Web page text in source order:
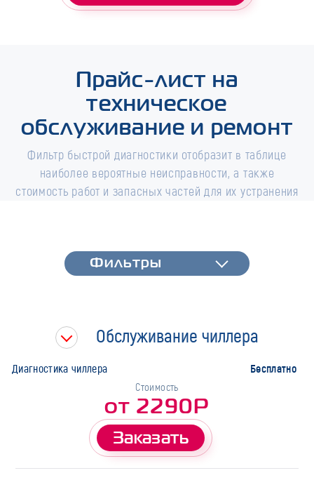
Прайс-лист на
техническое
обслуживание и ремонт
Фильтр быстрой диагностики отобразит в таблице
наиболее вероятные неисправности, а также
стоимость работ и запасных частей для их устранения
Фильтры
Марка
Фильтры
Обслуживание чиллера
Диагностика чиллера Бесплатно
Стоимость
от 2290Р
Заказать